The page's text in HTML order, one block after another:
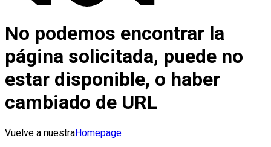
No podemos encontrar la
página solicitada, puede no
estar disponible, o haber
cambiado de URL
Vuelve a nuestraHomepage